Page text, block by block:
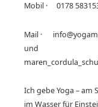
Mobil · 0178
Mail ·
und
Ich gebe Yoga – am
im Wasser für